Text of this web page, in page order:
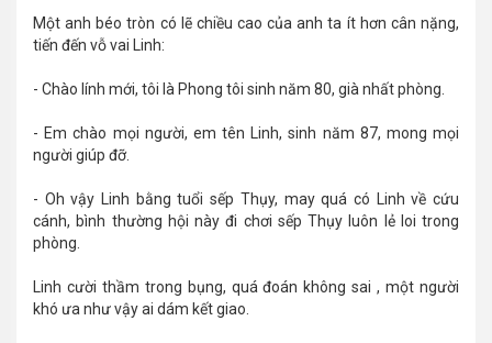
Một anh béo tròn có lẽ chiều cao của anh ta ít hơn cân nặng,
tiến đến vỗ vai Linh:
- Chào lính mới, tôi là Phong tôi sinh năm 80, già nhất phòng.
- Em chào mọi người, em tên Linh, sinh năm 87, mong mọi
người giúp đỡ.
- Oh vậy Linh bằng tuổi sếp Thụy, may quá có Linh về cứu
cánh, bình thường hội này đi chơi sếp Thụy luôn lẻ loi trong
phòng.
Linh cười thầm trong bụng, quá đoán không sai , một người
khó ưa như vậy ai dám kết giao.